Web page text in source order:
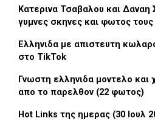
Κατερινα Τσαβαλου και Δαναη
γυμνες σκηνες και φωτος τους
Ελληνιδα με απιστευτη
στο TikTok
Γνωστη ελληνιδα μοντελο και
απο το παρελθον (22 φωτος)
Hot Links της ημερας (30 Ιουλ